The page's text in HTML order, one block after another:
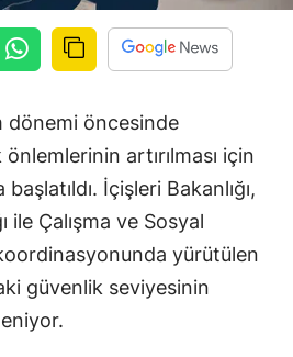
öncesinde
artırılması için
İçişleri Bakanlığı,
ile Çalışma ve Sosyal
yürütülen
güvenlik seviyesinin